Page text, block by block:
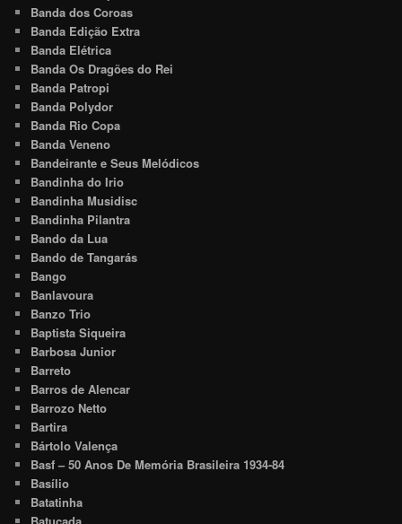
Banda dos Coroas
Banda Edição Extra
Banda Elétrica
Banda Os Dragões do Rei
Banda Patropi
Banda Polydor
Banda Rio Copa
Banda Veneno
Bandeirante e Seus Melódicos
Bandinha do Irio
Bandinha Musidisc
Bandinha Pilantra
Bando da Lua
Bando de Tangarás
Bango
Banlavoura
Banzo Trio
Baptista Siqueira
Barbosa Junior
Barreto
Barros de Alencar
Barrozo Netto
Bartira
Bártolo Valença
Basf – 50 Anos De Memória Brasileira 1934-84
Basílio
Batatinha
Batucada